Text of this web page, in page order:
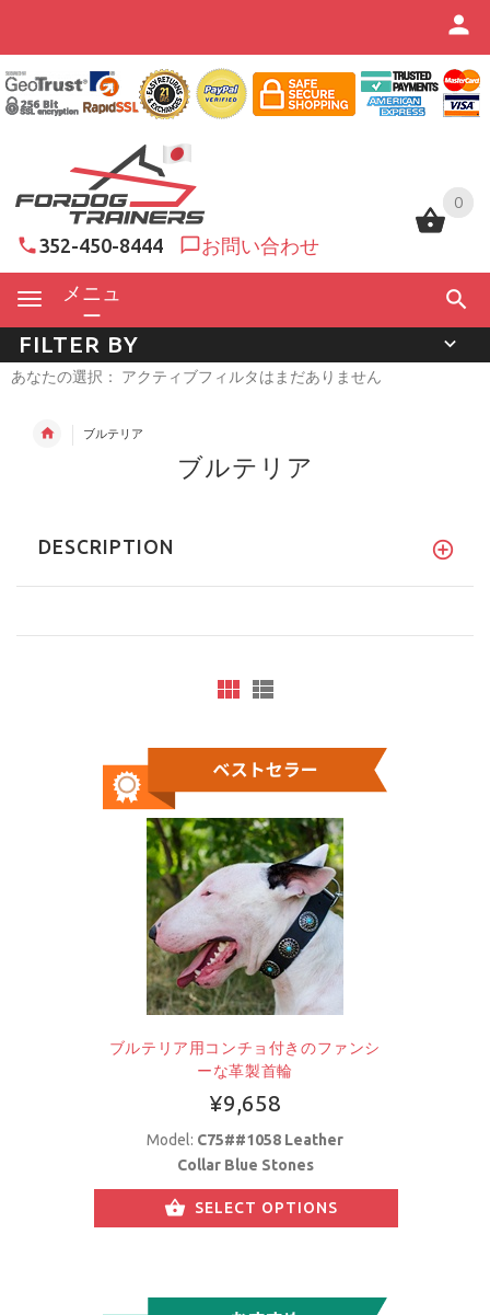
0
352-450-8444 お問い合わせ
メニュ
ー
0
FILTER BY
あなたの選択： アクティブフィルタはまだありません
ブルテリア
ブルテリア
DESCRIPTION
ブルテリア用コンチョ付きのファンシ
ーな革製首輪
¥9,658
Model: C75##1058 Leather
Collar Blue Stones
SELECT OPTIONS